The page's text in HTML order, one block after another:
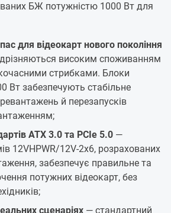
БЖ потужністю 1000 Вт для
для відеокарт нового покоління
високим споживанням
стрибками. Блоки
Вт забезпечують стабільне
й перезапусків
ATX 3.0 та PCIe 5.0 —
12VHPWR/12V-2x6, розрахованих
забезпечує правильне та
потужних відеокарт, без
сценаріях — стандартний